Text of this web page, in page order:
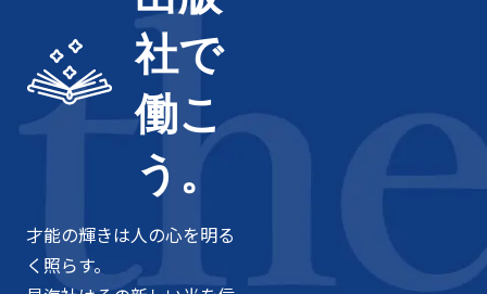
社で
働こ
う。
才能の輝きは人の心を明る
く照らす。